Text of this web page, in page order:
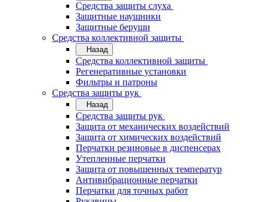
Средства защиты слуха
Защитные наушники
Защитные беруши
Средства коллективной защиты
Назад
Средства коллективной защиты
Регенеративные установки
Фильтры и патроны
Средства защиты рук
Назад
Средства защиты рук
Защита от механических воздействий
Защита от химических воздействий
Перчатки резиновые в диспенсерах
Утепленные перчатки
Защита от повышенных температур
Антивибрационные перчатки
Перчатки для точных работ